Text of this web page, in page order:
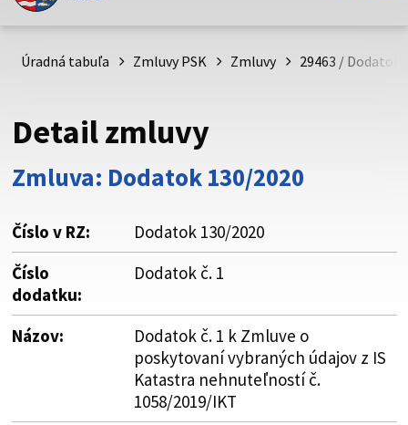
Toto je oficiálna webová stránka Prešovského
psk.sk.
Buďte pozorní a vždy sa uistite, že zdieľate informácie iba
cez zabezpečenú webovú stránku. Zabezpečená stránka
vždy začína https:// pred názvom domény webového sídla.
Úradná tabuľa Zmluvy PSK Zmluvy 29463 / Dodatok
Detail zmluvy
Zmluva: Dodatok 130/2020
Číslo v RZ:
Dodatok 130/2020
Číslo
dodatku:
Dodatok č. 1
Názov:
Dodatok č. 1 k Zmluve o
poskytovaní vybraných údajov z IS
Katastra nehnuteľností č.
1058/2019/IKT